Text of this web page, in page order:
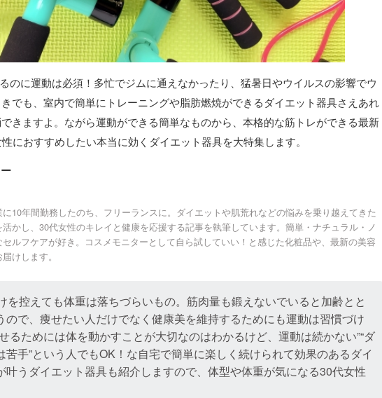
のに運動は必須！多忙でジムに通えなかったり、猛暑日やウイルスの影響でウ
でも、室内で簡単にトレーニングや脂肪燃焼ができるダイエット器具さえあれ
きますよ。ながら運動ができる簡単なものから、本格的な筋トレができる最新
におすすめしたい本当に効くダイエット器具を大特集します。
10年間勤務したのち、フリーランスに。ダイエットや肌荒れなどの悩みを乗り越えてきた
かし、30代女性のキレイと健康を応援する記事を執筆しています。簡単・ナチュラル・ノ
セルフケアが好き。コスメモニターとして自ら試していい！と感じた化粧品や、最新の美容
けします。
を控えても体重は落ちづらいもの。筋肉量も鍛えないでいると加齢とと
ので、痩せたい人だけでなく健康美を維持するためにも運動は習慣づけ
るためには体を動かすことが大切なのはわかるけど、運動は続かない”“ダ
手”という人でもOK！な自宅で簡単に楽しく続けられて効果のあるダイ
叶うダイエット器具も紹介しますので、体型や体重が気になる30代女性